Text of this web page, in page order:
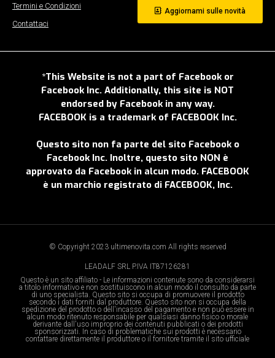
Termini e Condizioni
Contattaci
Aggiornami sulle novità
*This Website is not a part of Facebook or
Facebook Inc. Additionally, this site is NOT
endorsed by Facebook in any way.
FACEBOOK is a trademark of FACEBOOK Inc.
Questo sito non fa parte del sito Facebook o
Facebook Inc. Inoltre, questo sito NON è
approvato da Facebook in alcun modo. FACEBOOK
è un marchio registrato di FACEBOOK, Inc.
© Copyright 2023 ultimenovita.com All rights reserved
LEADALF SRL P.IVA IT87126281
Questo è un sito affiliato - Le informazioni contenute sono da considerarsi
a titolo informativo e non sostituiscono in alcun modo il consulto da parte
di uno specialista. Questo sito si occupa di promuovere il prodotto
secondo i dati forniti dal produttore. Questo sito non si occupa della
spedizione del prodotto o dell'incasso del pagamento e non può essere in
alcun modo ritenuto responsabile per qualsiasi danno fisico o morale
derivante dall'uso improprio dei contenuti pubblicati o dei prodotti
sponsorizzati. In caso di problematiche sui prodotti è necessario
contattare direttamente il produttore o il fornitore tramite il sito ufficiale